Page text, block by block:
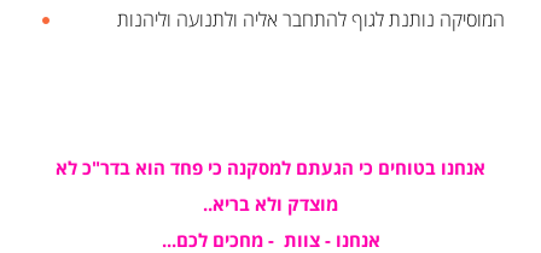
המוסיקה נותנת לגוף להתחבר אליה ולתנועה וליהנות
אנחנו בטוחים כי הגעתם למסקנה כי פחד הוא בדר"כ לא
מוצדק ולא בריא..
אנחנו - צוות - מחכים לכם...